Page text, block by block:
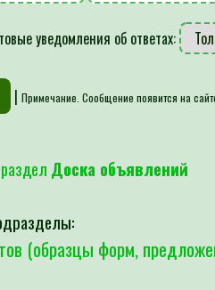
уведомления об ответах:
| Примечание. Сообщение появится на
Доска объявлений
(образцы форм,